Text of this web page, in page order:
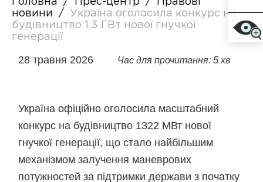
новини
/
Україна оголосила конкурс на
будівництво 1,3 ГВт нової гнучкої
генерації
28 травня 2026 Час для прочитання: 5 хв
Україна офіційно оголосила масштабний
конкурс на будівництво 1322 МВт нової
гнучкої генерації, що стало найбільшим
механізмом залучення маневрових
потужностей за підтримки держави з початку